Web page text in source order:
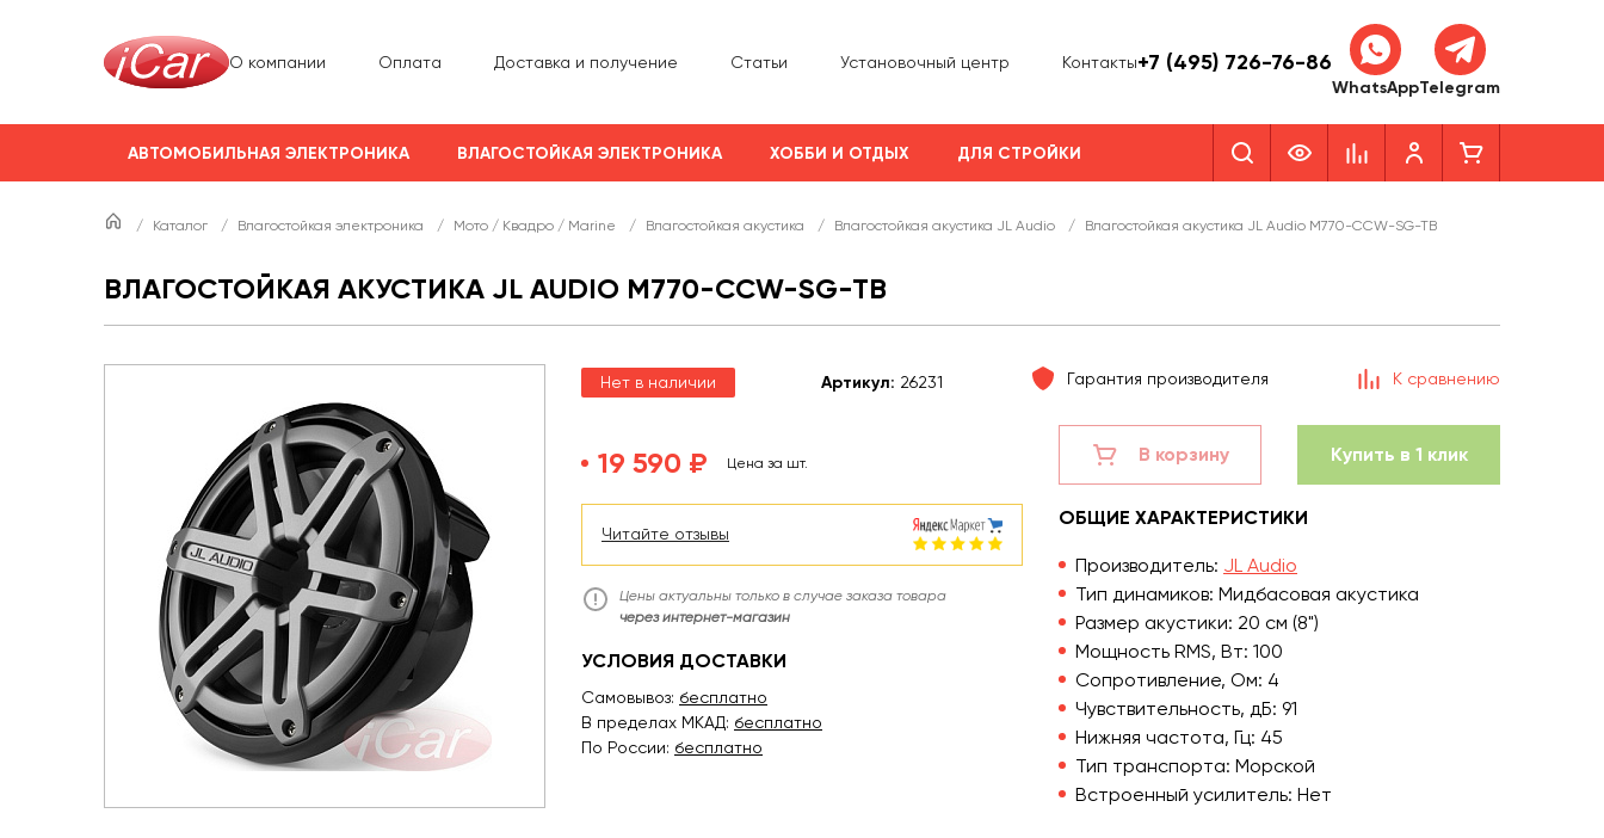
О компании Оплата Доставка и получение Статьи Установочный центр Контакты+7 (495) 726-76-86
WhatsAppTelegram
АВТОМОБИЛЬНАЯ ЭЛЕКТРОНИКА ВЛАГОСТОЙКАЯ ЭЛЕКТРОНИКА ХОББИ И ОТДЫХ ДЛЯ СТРОЙКИ
/ Каталог / Влагостойкая электроника / Мото / Квадро / Marine / Влагостойкая акустика / Влагостойкая акустика JL Audio / Влагостойкая акустика JL Audio M770-CCW-SG-TB
ВЛАГОСТОЙКАЯ АКУСТИКА JL AUDIO M770-CCW-SG-TB
Нет в наличии Артикул: 26231 Гарантия производителя К сравнению
19 590 ₽ Цена за шт.
Читайте отзывы
Цены актуальны только в случае заказа товара
через интернет-магазин
УСЛОВИЯ ДОСТАВКИ
Самовывоз: бесплатно
В пределах МКАД: бесплатно
По России: бесплатно
В корзину Купить в 1 клик
ОБЩИЕ ХАРАКТЕРИСТИКИ
Производитель: JL Audio
Тип динамиков: Мидбасовая акустика
Размер акустики: 20 см (8")
Мощность RMS, Вт: 100
Сопротивление, Ом: 4
Чувствительность, дБ: 91
Нижняя частота, Гц: 45
Тип транспорта: Морской
Встроенный усилитель: Нет